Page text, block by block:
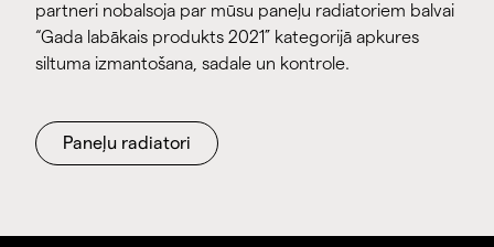
partneri nobalsoja par mūsu paneļu radiatoriem balvai
“Gada labākais produkts 2021” kategorijā apkures
siltuma izmantošana, sadale un kontrole.
Paneļu radiatori